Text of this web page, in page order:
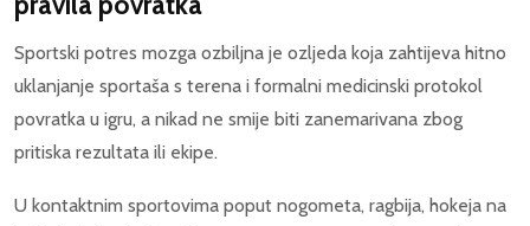
Sportski potres mozga ozbiljna je ozljeda koja zahtijeva hitno
uklanjanje sportaša s terena i formalni medicinski protokol
povratka u igru, a nikad ne smije biti zanemarivana zbog
pritiska rezultata ili ekipe.
U kontaktnim sportovima poput nogometa, ragbija, hokeja na